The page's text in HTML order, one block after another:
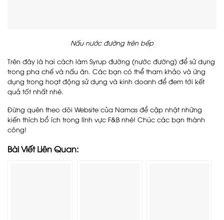
Nấu nước đường trên bếp
Trên đây là hai cách làm Syrup đường (nước đường) để sử dụng
trong pha chế và nấu ăn. Các bạn có thể tham khảo và ứng
dụng trong hoạt động sử dụng và kinh doanh để đem tới kết
quả tốt nhất nhé.
Đừng quên theo dõi Website của Namas để cập nhật những
kiến thích bổ ích trong lĩnh vực F&B nhé! Chúc các bạn thành
công!
Bài Viết Liên Quan: